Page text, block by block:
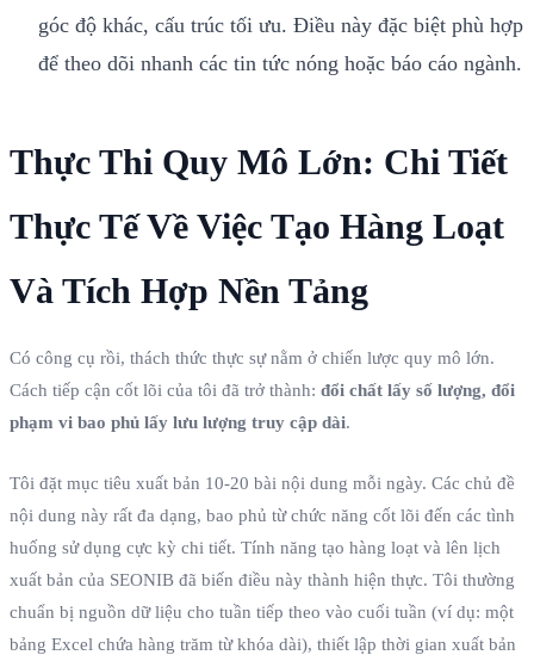
góc độ khác, cấu trúc tối ưu. Điều này đặc biệt phù hợp
để theo dõi nhanh các tin tức nóng hoặc báo cáo ngành.
Thực Thi Quy Mô Lớn: Chi Tiết
Thực Tế Về Việc Tạo Hàng Loạt
Và Tích Hợp Nền Tảng
Có công cụ rồi, thách thức thực sự nằm ở chiến lược quy mô lớn.
Cách tiếp cận cốt lõi của tôi đã trở thành: đổi chất lấy số lượng, đổi
phạm vi bao phủ lấy lưu lượng truy cập dài.
Tôi đặt mục tiêu xuất bản 10-20 bài nội dung mỗi ngày. Các chủ đề
nội dung này rất đa dạng, bao phủ từ chức năng cốt lõi đến các tình
huống sử dụng cực kỳ chi tiết. Tính năng tạo hàng loạt và lên lịch
xuất bản của SEONIB đã biến điều này thành hiện thực. Tôi thường
chuẩn bị nguồn dữ liệu cho tuần tiếp theo vào cuối tuần (ví dụ: một
bảng Excel chứa hàng trăm từ khóa dài), thiết lập thời gian xuất bản